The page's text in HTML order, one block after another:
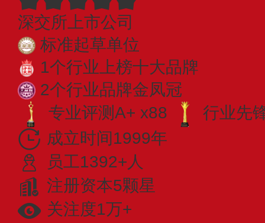
深交所上市公司
标准起草单位
1个行业上榜十大品牌
2个行业品牌金凤冠
专业评测A+ x88
行业先
成立时间1999年
员工1392+人
注册资本5颗星
关注度1万+